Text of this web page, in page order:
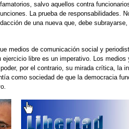
salvo aquellos contra
La prueba de responsabilidades.
de una nueva que, debe
medios de comunicación social y
libre es un imperativo. Los medios
por el contrario, su mirada crítica, la
como sociedad de que la democracia